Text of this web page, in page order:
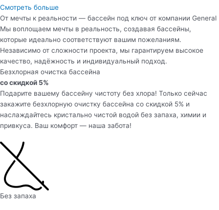
Смотреть больше
От мечты к реальности — бассейн под ключ от компании General
Мы воплощаем мечты в реальность, создавая бассейны,
которые идеально соответствуют вашим пожеланиям.
Независимо от сложности проекта, мы гарантируем высокое
качество, надёжность и индивидуальный подход.
Безхлорная очистка бассейна
со скидкой 5%
Подарите вашему бассейну чистоту без хлора! Только сейчас
закажите безхлорную очистку бассейна со скидкой 5% и
наслаждайтесь кристально чистой водой без запаха, химии и
привкуса. Ваш комфорт — наша забота!
Без запаха